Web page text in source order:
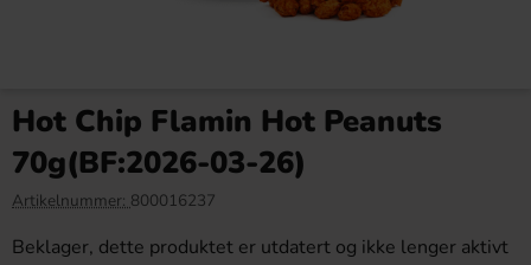
38.90 kr
Köp
Hot Chip Flamin Hot Peanuts
70g(BF:2026-03-26)
Artikelnummer: 800016237
Beklager, dette produktet er utdatert og ikke lenger aktivt